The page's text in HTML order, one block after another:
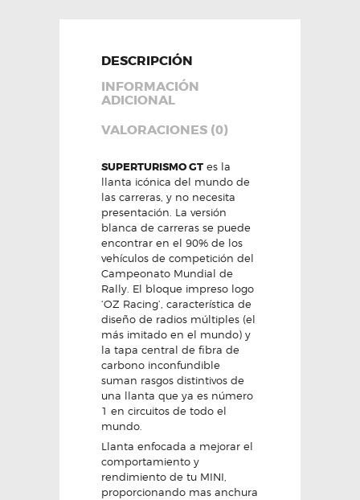
DESCRIPCIÓN
INFORMACIÓN
ADICIONAL
VALORACIONES (0)
SUPERTURISMO GT es la
llanta icónica del mundo de
las carreras, y no necesita
presentación. La versión
blanca de carreras se puede
encontrar en el 90% de los
vehículos de competición del
Campeonato Mundial de
Rally. El bloque impreso logo
‘OZ Racing’, característica de
diseño de radios múltiples (el
más imitado en el mundo) y
la tapa central de fibra de
carbono inconfundible
suman rasgos distintivos de
una llanta que ya es número
1 en circuitos de todo el
mundo.
Llanta enfocada a mejorar el
comportamiento y
rendimiento de tu MINI,
proporcionando mas anchura